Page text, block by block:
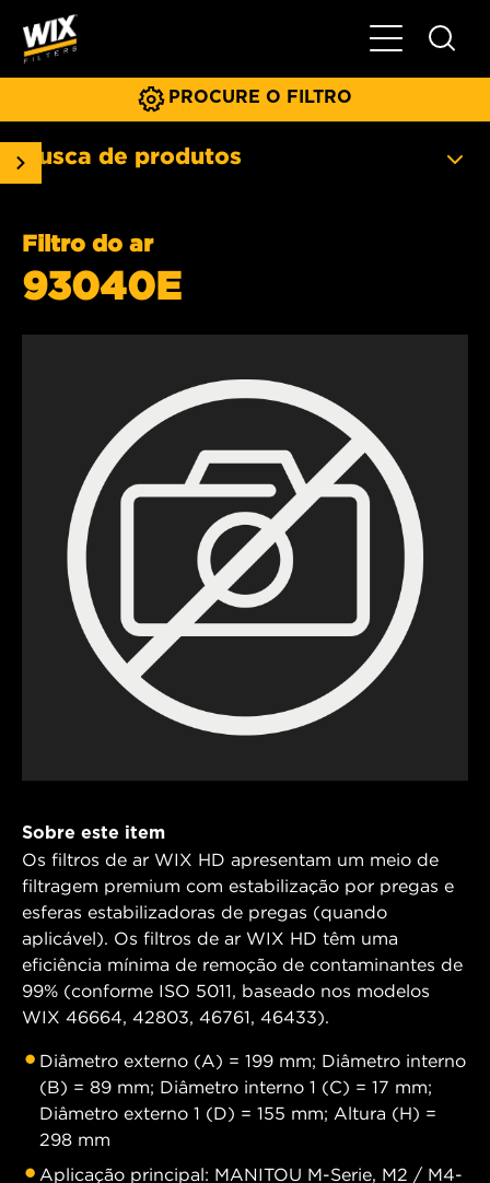
Menu
PROCURE O FILTRO
Busca de produtos
Filtro do ar
93040E
Sobre este item
Os filtros de ar WIX HD apresentam um meio de
filtragem premium com estabilização por pregas e
esferas estabilizadoras de pregas (quando
aplicável). Os filtros de ar WIX HD têm uma
eficiência mínima de remoção de contaminantes de
99% (conforme ISO 5011, baseado nos modelos
WIX 46664, 42803, 46761, 46433).
Diâmetro externo (A) = 199 mm; Diâmetro interno
(B) = 89 mm; Diâmetro interno 1 (C) = 17 mm;
Diâmetro externo 1 (D) = 155 mm; Altura (H) =
298 mm
Aplicação principal: MANITOU M-Serie, M2 / M4-